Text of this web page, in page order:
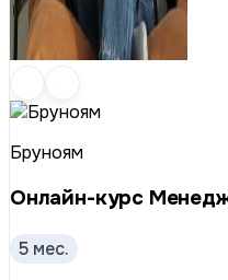
Бруноям
Онлайн-курс
5 мес.